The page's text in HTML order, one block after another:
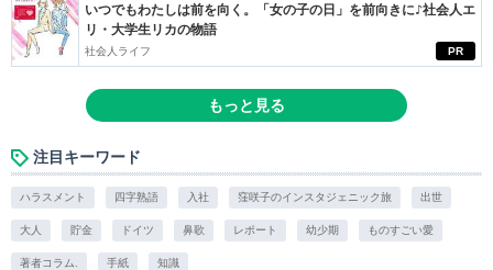
PR
いつでもわたしは前を向く。「女の子の日」を前向きに♪社会人エ
リ・大学生リカの物語
社会人ライフ
もっと見る
注目キーワード
ハラスメント 四字熟語 入社 窪咲子のインスタジェニック旅 出世
大人 貯金 ドイツ 鼻歌 レポート 幼少期 ものすごい愛
著者コラム. 手紙 知識